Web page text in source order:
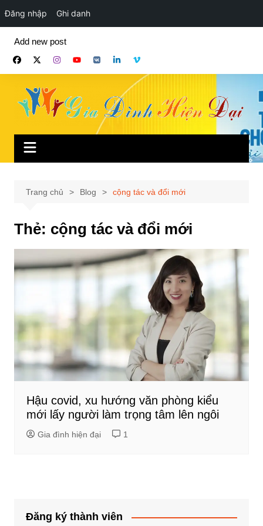
Đăng nhập Ghi danh
phần
Add new post
Trang chủ Blog cộng tác và đổi mới
Thẻ: cộng tác và đổi mới
Hậu covid, xu hướng văn phòng kiểu
mới lấy người làm trọng tâm lên ngôi
Gia đình hiện đại 1
Đăng ký thành viên